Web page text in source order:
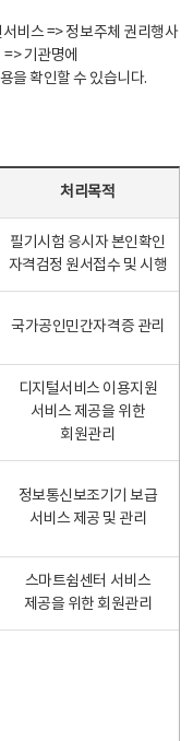
비스 => 정보주체 권리행사
기관명에
을 확인할 수 있습니다.
처리목적
필기시험 응시자 본인확인
자격검정 원서접수 및 시행
국가공인민간자격증 관리
디지털서비스 이용지원
서비스 제공을 위한
회원관리
정보통신보조기기 보급
서비스 제공 및 관리
스마트쉼센터 서비스
제공을 위한 회원관리